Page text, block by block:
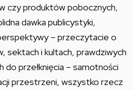
czy produktów pobocznych,
dawka publicystyki,
– przeczytacie o
sektach i kultach, prawdziwych
przełknięcia – samotności
przestrzeni, wszystko rzecz